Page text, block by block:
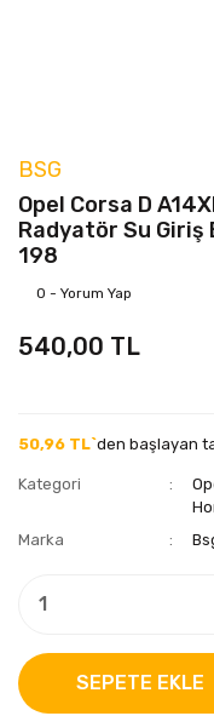
BSG
Opel Corsa D
Radyatör Su Giriş
198
0 - Yorum Yap
540,00 TL
50,96 TL`den başlayan
Kategori
Marka
SEPETE EKLE